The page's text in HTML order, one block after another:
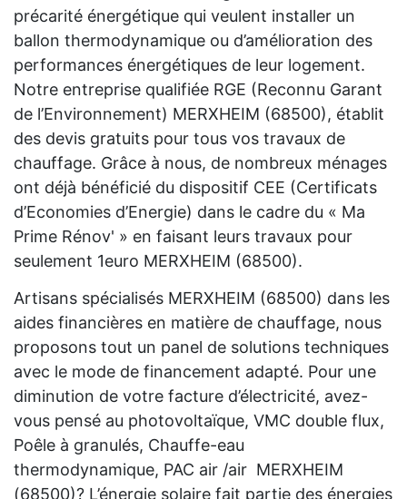
précarité énergétique qui veulent installer un
ballon thermodynamique ou d’amélioration des
performances énergétiques de leur logement.
Notre entreprise qualifiée RGE (Reconnu Garant
de l’Environnement) MERXHEIM (68500), établit
des devis gratuits pour tous vos travaux de
chauffage. Grâce à nous, de nombreux ménages
ont déjà bénéficié du dispositif CEE (Certificats
d’Economies d’Energie) dans le cadre du « Ma
Prime Rénov' » en faisant leurs travaux pour
seulement 1euro MERXHEIM (68500).
Artisans spécialisés MERXHEIM (68500) dans les
aides financières en matière de chauffage, nous
proposons tout un panel de solutions techniques
avec le mode de financement adapté. Pour une
diminution de votre facture d’électricité, avez-
vous pensé au photovoltaïque, VMC double flux,
Poêle à granulés, Chauffe-eau
thermodynamique, PAC air /air MERXHEIM
(68500)? L’énergie solaire fait partie des énergies